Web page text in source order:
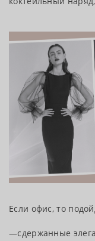
Если офис, то
—сдержанные